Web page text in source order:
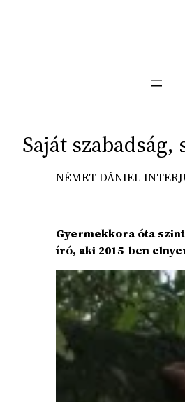
Saját szabadság,
NÉMET DÁNIEL
Gyermekkora óta
író, aki 2015-ben